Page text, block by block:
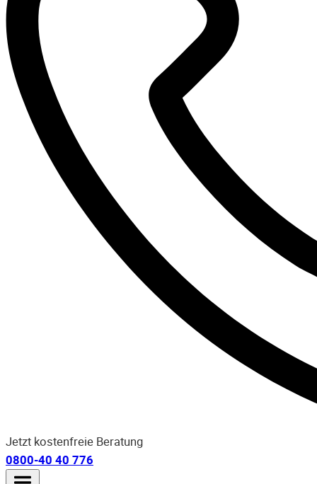
Jetzt kostenfreie Beratung
0800-40 40 776